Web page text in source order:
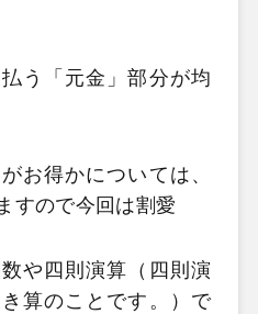
う「元金」部分が均
お得かについては、
すので今回は割愛
や四則演算（四則演
算のことです。）で